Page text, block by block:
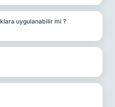
uygulanabilir mi ?